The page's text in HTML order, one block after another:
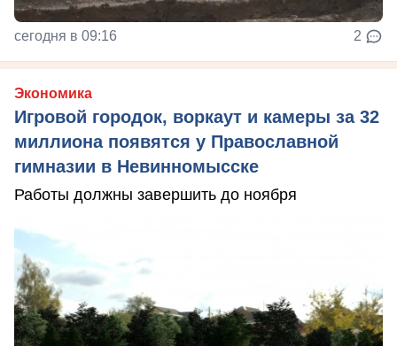
сегодня в 09:16 2
Экономика
Игровой городок, воркаут и камеры за 32
миллиона появятся у Православной
гимназии в Невинномысске
Работы должны завершить до ноября